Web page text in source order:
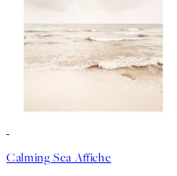
Calming Sea Affiche